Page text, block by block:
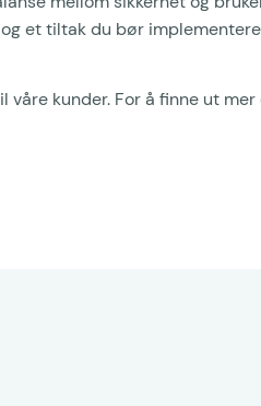
et tiltak du bør
kunder. For å finne ut